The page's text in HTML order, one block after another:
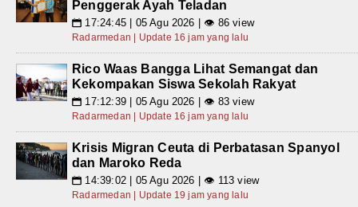
Penggerak Ayah Teladan
📅 17:24:45 | 05 Agu 2026 | 👁 86 view
Radarmedan | Update 16 jam yang lalu
Rico Waas Bangga Lihat Semangat dan
Kekompakan Siswa Sekolah Rakyat
📅 17:12:39 | 05 Agu 2026 | 👁 83 view
Radarmedan | Update 16 jam yang lalu
Krisis Migran Ceuta di Perbatasan Spanyol
dan Maroko Reda
📅 14:39:02 | 05 Agu 2026 | 👁 113 view
Radarmedan | Update 19 jam yang lalu